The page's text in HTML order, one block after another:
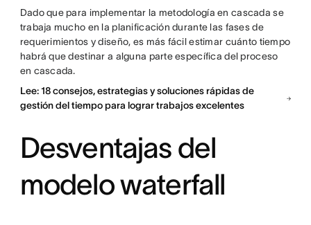
Dado que para implementar la metodología en cascada se
trabaja mucho en la planificación durante las fases de
requerimientos y diseño, es más fácil estimar cuánto tiempo
habrá que destinar a alguna parte específica del proceso
en cascada.
Lee: 18 consejos, estrategias y soluciones rápidas de
gestión del tiempo para lograr trabajos excelentes
Desventajas del
modelo waterfall